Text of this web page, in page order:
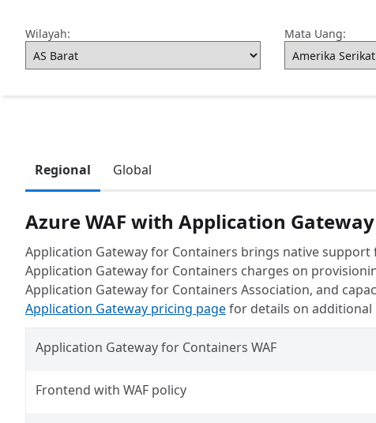
Wilayah: Mata Uang:
Regional Global
Azure WAF with Application
Application Gateway for Containers brings native
Application Gateway for Containers charges on
Application Gateway for Containers Association, and
Application Gateway pricing pagefor details on additional
Application Gateway for Containers WAF
Frontend with WAF policy